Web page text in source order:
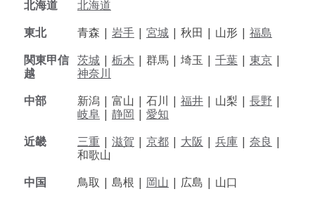
北海道
北海道
東北
青森 | 岩手 | 宮城 | 秋田 | 山形 | 福島
関東甲信
越
茨城 | 栃木 | 群馬 | 埼玉 | 千葉 | 東京 |
神奈川
中部
新潟 | 富山 | 石川 | 福井 | 山梨 | 長野 |
岐阜 | 静岡 | 愛知
近畿
三重 | 滋賀 | 京都 | 大阪 | 兵庫 | 奈良 |
和歌山
中国
鳥取 | 島根 | 岡山 | 広島 | 山口